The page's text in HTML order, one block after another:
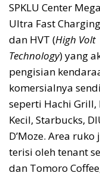
SPKLU Center
Ultra Fast
dan HVT (High Volt
Technology) yang
pengisian
komersialnya
seperti Hachi Grill,
Kecil, Starbucks,
D’Moze. Area
terisi oleh tenant
dan Tomoro